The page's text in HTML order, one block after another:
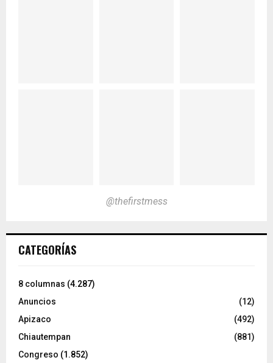
@thefirstmess
CATEGORÍAS
8 columnas (4.287)
Anuncios
(12)
Apizaco
(492)
Chiautempan
(881)
Congreso (1.852)